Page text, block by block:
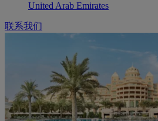
United Arab Emirates
联系我们